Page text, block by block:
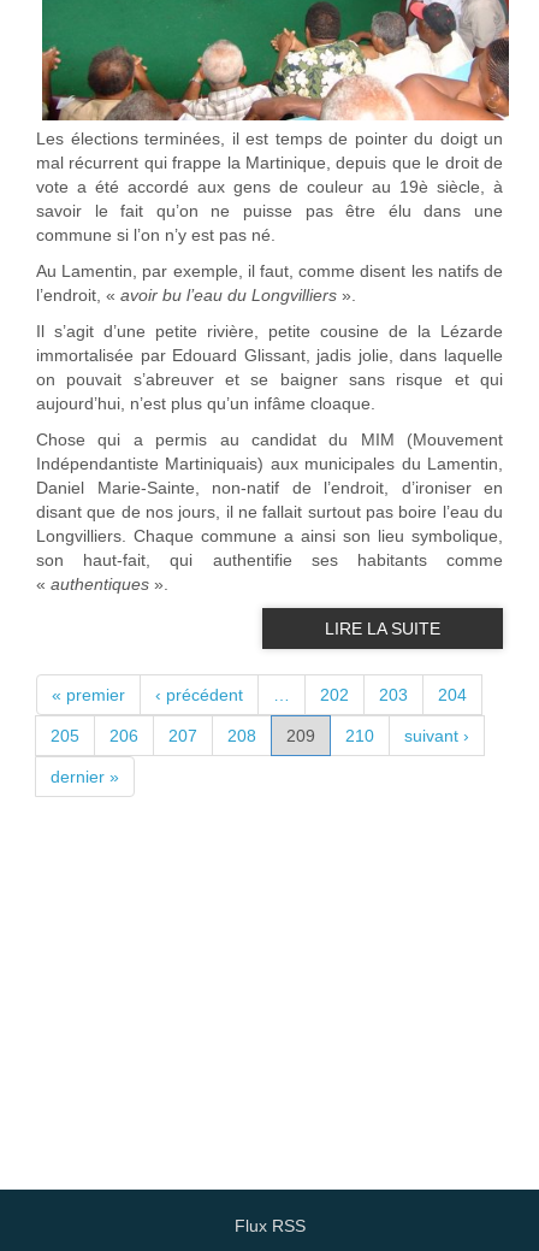
Les élections terminées, il est temps de pointer du doigt un
mal récurrent qui frappe la Martinique, depuis que le droit de
vote a été accordé aux gens de couleur au 19è siècle, à
savoir le fait qu’on ne puisse pas être élu dans une
commune si l’on n’y est pas né.
Au Lamentin, par exemple, il faut, comme disent les natifs de
l’endroit, « avoir bu l’eau du Longvilliers ».
Il s’agit d’une petite rivière, petite cousine de la Lézarde
immortalisée par Edouard Glissant, jadis jolie, dans laquelle
on pouvait s’abreuver et se baigner sans risque et qui
aujourd’hui, n’est plus qu’un infâme cloaque.
Chose qui a permis au candidat du MIM (Mouvement
Indépendantiste Martiniquais) aux municipales du Lamentin,
Daniel Marie-Sainte, non-natif de l’endroit, d’ironiser en
disant que de nos jours, il ne fallait surtout pas boire l’eau du
Longvilliers. Chaque commune a ainsi son lieu symbolique,
son haut-fait, qui authentifie ses habitants comme
« authentiques ».
LIRE LA SUITE
PAGES
« premier ‹ précédent 202 203 204
205 206 207 208 209 210 suivant ›
dernier »
Flux RSS